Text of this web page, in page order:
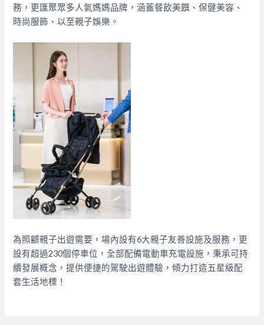
務，更匯聚眾多人氣媽媽品牌，涵蓋餐飲美饌、保健美容、
時尚服飾、以至親子娛樂。
為照顧親子出遊需要，場內設有6大親子友善設施及服務，更
設有超過230個停車位，全部配備電動車充電設施，秉承可持
續發展概念，提供便捷的駕駛出遊體驗，傾力打造五星級配
套生活地標！